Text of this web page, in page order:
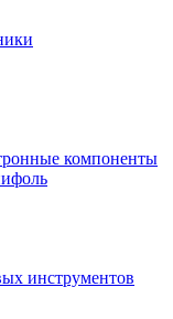
компоненты
инструментов